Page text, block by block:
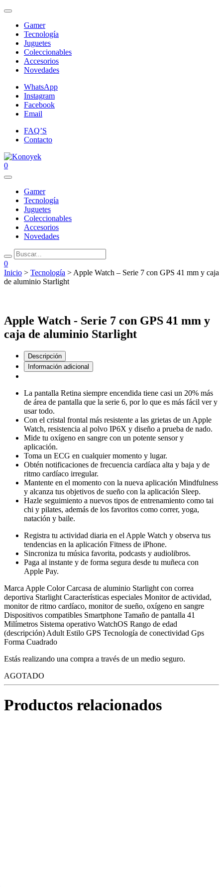
Gamer
Tecnología
Juguetes
Coleccionables
Accesorios
Novedades
WhatsApp
Instagram
Facebook
Email
FAQ’S
Contacto
0
Gamer
Tecnología
Juguetes
Coleccionables
Accesorios
Novedades
0
Inicio > Tecnología > Apple Watch – Serie 7 con GPS 41 mm y caja
de aluminio Starlight
Apple Watch - Serie 7 con GPS 41 mm y
caja de aluminio Starlight
Descripción
Información adicional
La pantalla Retina siempre encendida tiene casi un 20% más
de área de pantalla que la serie 6, por lo que es más fácil ver y
usar todo.
Con el cristal frontal más resistente a las grietas de un Apple
Watch, resistencia al polvo IP6X y diseño a prueba de nado.
Mide tu oxígeno en sangre con un potente sensor y
aplicación.
Toma un ECG en cualquier momento y lugar.
Obtén notificaciones de frecuencia cardíaca alta y baja y de
ritmo cardíaco irregular.
Mantente en el momento con la nueva aplicación Mindfulness
y alcanza tus objetivos de sueño con la aplicación Sleep.
Hazle seguimiento a nuevos tipos de entrenamiento como tai
chi y pilates, además de los favoritos como correr, yoga,
natación y baile.
Registra tu actividad diaria en el Apple Watch y observa tus
tendencias en la aplicación Fitness de iPhone.
Sincroniza tu música favorita, podcasts y audiolibros.
Paga al instante y de forma segura desde tu muñeca con
Apple Pay.
Marca Apple Color Carcasa de aluminio Starlight con correa
deportiva Starlight Características especiales Monitor de actividad,
monitor de ritmo cardíaco, monitor de sueño, oxígeno en sangre
Dispositivos compatibles Smartphone Tamaño de pantalla 41
Milímetros Sistema operativo WatchOS Rango de edad
(descripción) Adult Estilo GPS Tecnología de conectividad Gps
Forma Cuadrado
Estás realizando una compra a través de un medio seguro.
AGOTADO
Productos relacionados